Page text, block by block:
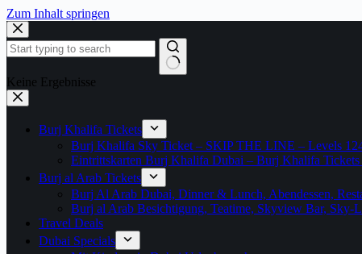
Zum Inhalt springen
Keine Ergebnisse
Burj Khalifa Tickets
Burj Khalifa Sky Ticket – SKIP THE LINE – Levels
Eintrittskarten Burj Khalifa Dubai – Burj Khalifa Tickets
Burj al Arab Tickets
Burj Al Arab Dubai, Dinner & Lunch, Abendessen,
Burj al Arab Besichtigung, Teatime, Skyview Bar, Sky-
Travel Deals
Dubai Specials